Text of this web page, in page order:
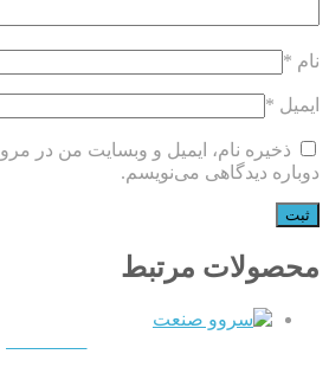
نام *
ایمیل *
ذخیره نام، ایمیل و وبسایت من در
دوباره دیدگاهی می‌نویسم.
محصولات مرتبط